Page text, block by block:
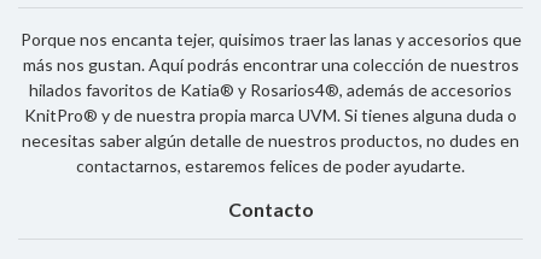
Porque nos encanta tejer, quisimos traer las lanas y accesorios que
más nos gustan. Aquí podrás encontrar una colección de nuestros
hilados favoritos de Katia® y Rosarios4®, además de accesorios
KnitPro® y de nuestra propia marca UVM. Si tienes alguna duda o
necesitas saber algún detalle de nuestros productos, no dudes en
contactarnos, estaremos felices de poder ayudarte.
Contacto